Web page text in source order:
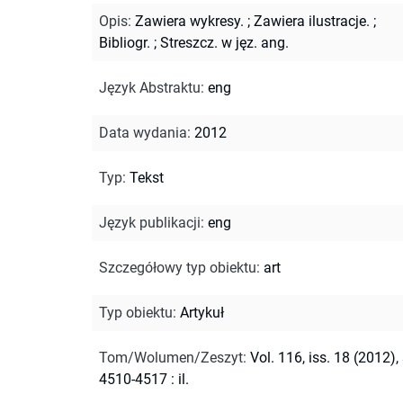
Opis: Zawiera wykresy. ; Zawiera ilustracje. ;
Bibliogr. ; Streszcz. w jęz. ang.
Język Abstraktu: eng
Data wydania: 2012
Typ: Tekst
Język publikacji: eng
Szczegółowy typ obiektu: art
Typ obiektu: Artykuł
Tom/Wolumen/Zeszyt: Vol. 116, iss. 18 (2012),
4510-4517 : il.